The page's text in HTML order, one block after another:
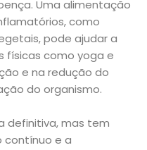
Uma alimentação
como
pode ajudar a
físicas como yoga e
e na redução do
do organismo.
definitiva, mas tem
contínuo e a